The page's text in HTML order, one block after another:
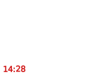
14:28